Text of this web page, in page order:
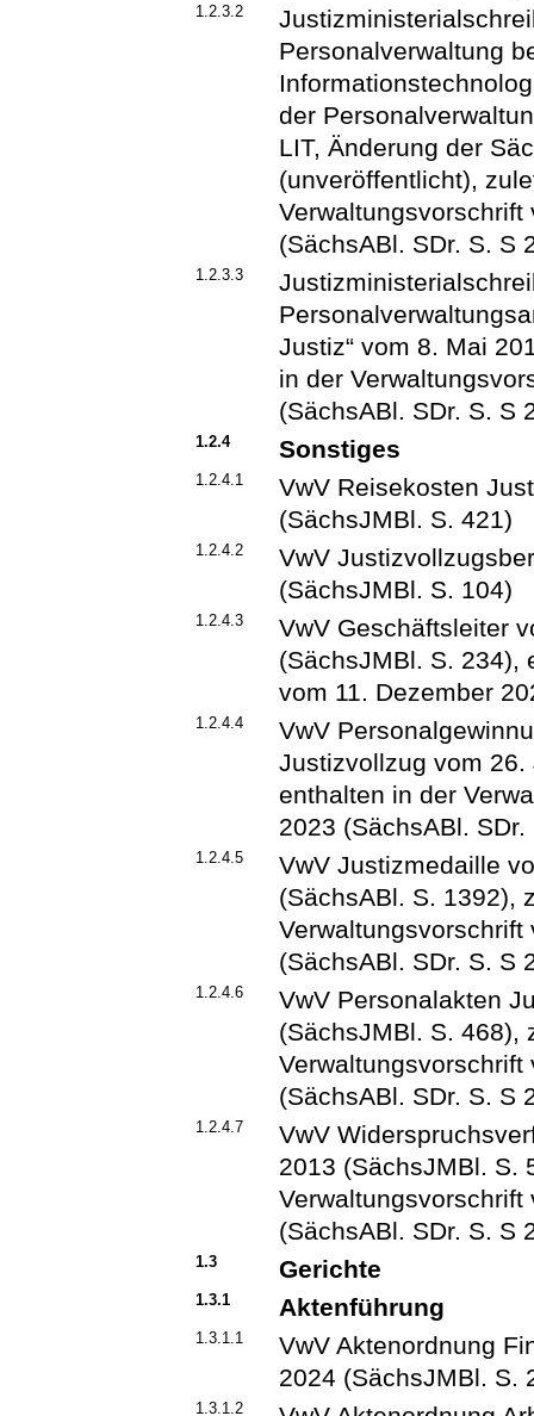
1.2.3.2
Personalverwaltung
der
LIT, Änderung der
(unveröffentlicht),
Verwaltungsvorschrift
(SächsABl. SDr. S. S
1.2.3.3
Justiz“ vom 8. Mai
in der
(SächsABl. SDr. S. S
1.2.4 Sonstiges
1.2.4.1
VwV Reisekosten
(SächsJMBl. S. 421)
1.2.4.2
VwV
(SächsJMBl. S. 104)
1.2.4.3
VwV Geschäftsleiter
(SächsJMBl. S. 234),
vom 11. Dezember
1.2.4.4
VwV
Justizvollzug vom
enthalten in der
2023 (SächsABl. SDr.
1.2.4.5
VwV Justizmedaille
(SächsABl. S. 1392),
Verwaltungsvorschrift
(SächsABl. SDr. S. S
1.2.4.6
VwV Personalakten
(SächsJMBl. S. 468),
Verwaltungsvorschrift
(SächsABl. SDr. S. S
1.2.4.7
VwV
2013 (SächsJMBl. S.
Verwaltungsvorschrift
(SächsABl. SDr. S. S
1.3 Gerichte
1.3.1 Aktenführung
1.3.1.1
VwV Aktenordnung
2024 (SächsJMBl. S.
1.3.1.2